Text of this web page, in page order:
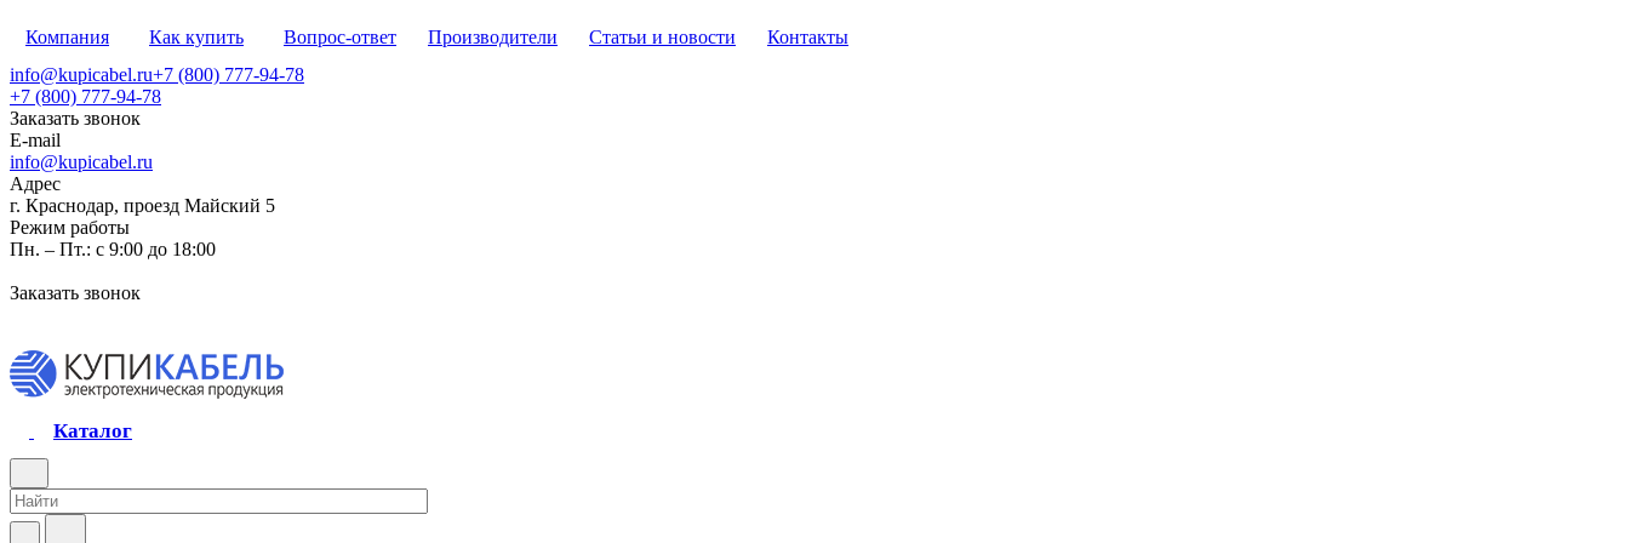
Компания Как купить Вопрос-ответ Производители Статьи и новости
Контакты
info@kupicabel.ru+7 (800) 777-94-78
+7 (800) 777-94-78
Заказать звонок
E-mail
info@kupicabel.ru
Адрес
г. Краснодар, проезд Майский 5
Режим работы
Пн. – Пт.: с 9:00 до 18:00
Заказать звонок
Каталог